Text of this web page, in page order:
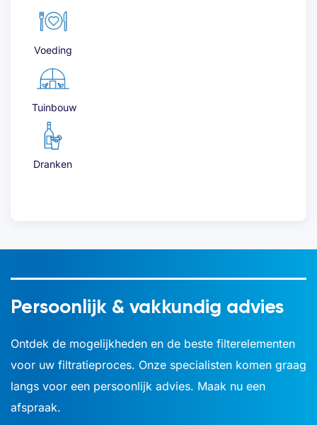
Voeding
Tuinbouw
Dranken
Persoonlijk & vakkundig advies
Ontdek de mogelijkheden en de beste filterelementen
voor uw filtratieproces. Onze specialisten komen graag
langs voor een persoonlijk advies. Maak nu een
afspraak.